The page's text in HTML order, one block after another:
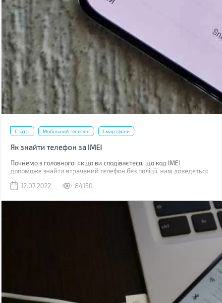
Статті Мобільний телефон Смартфони
Як знайти телефон за IMEI
Почнемо з головного: якщо ви сподіваєтеся, що код IMEI
допоможе знайти втрачений телефон без поліції, нам доведеться
допоможе абсолютно. Якщо його вкрали, IMEI слід повідомити
12.07.2022 84150